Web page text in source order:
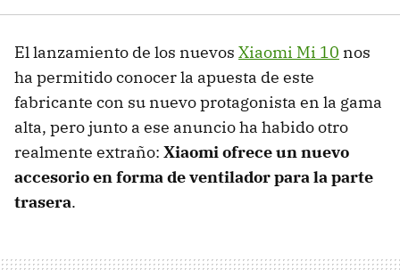
El lanzamiento de los nuevos Xiaomi Mi 10 nos
ha permitido conocer la apuesta de este
fabricante con su nuevo protagonista en la gama
alta, pero junto a ese anuncio ha habido otro
realmente extraño: Xiaomi ofrece un nuevo
accesorio en forma de ventilador para la parte
trasera.